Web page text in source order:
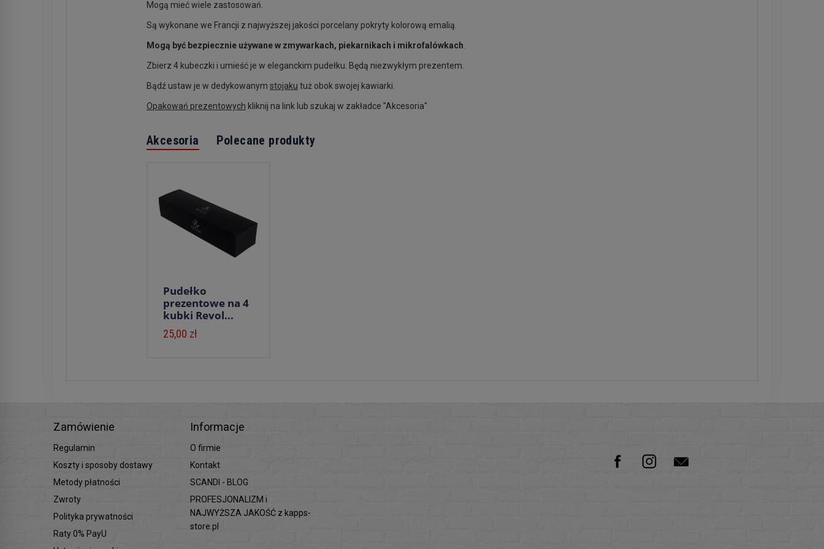
Mogą mieć wiele zastosowań.
Są wykonane we Francji z najwyższej jakości porcelany pokryty kolorową emalią.
Mogą być bezpiecznie używane w zmywarkach, piekarnikach i mikrofalówkach
Zbierz 4 kubeczki i umieść je w eleganckim pudełku. Będą niezwykłym prezentem.
Bądź ustaw je w dedykowanym stojaku tuż obok swojej kawiarki.
Opakowań prezentowych kliknij na link lub szukaj w zakładce "Akcesoria"
Akcesoria Polecane produkty
Pudełko
prezentowe na 4
kubki Revol...
25,00 zł
Zamówienie
Regulamin
Koszty i sposoby dostawy
Metody płatności
Zwroty
Polityka prywatności
Raty 0% PayU
Informacje
O firmie
Kontakt
SCANDI - BLOG
PROFESJONALIZM i
NAJWYŻSZA JAKOŚĆ z kapps-
store.pl